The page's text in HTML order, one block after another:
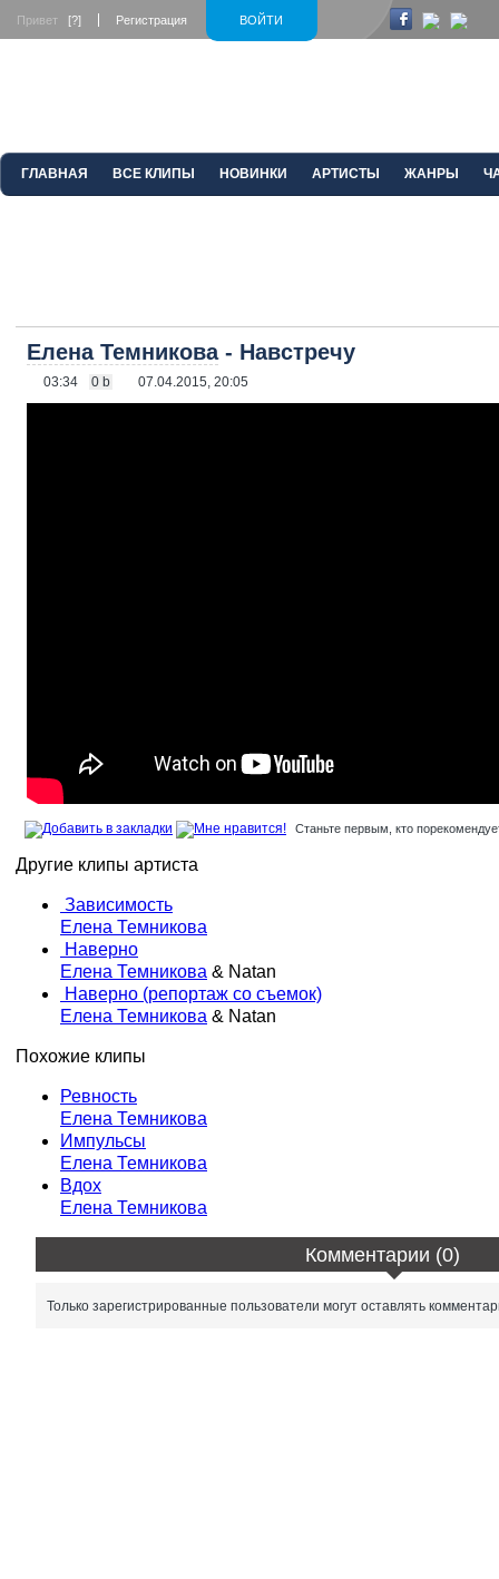
ВОЙТИ
Привет [?] Регистрация
ГЛАВНАЯ ВСЕ КЛИПЫ НОВИНКИ АРТИСТЫ ЖАНРЫ
Елена Темникова- Навстречу
03:34 0 b 07.04.2015, 20:05
Станьте первым, кто
Другие клипы артиста
Зависимость
Елена Темникова
Наверно
Елена Темникова & Natan
Наверно (репортаж со съемок)
Елена Темникова & Natan
Похожие клипы
Ревность
Елена Темникова
Импульсы
Елена Темникова
Вдох
Елена Темникова
Комментарии (0)
Только зарегистрированные пользователи могут оставлять